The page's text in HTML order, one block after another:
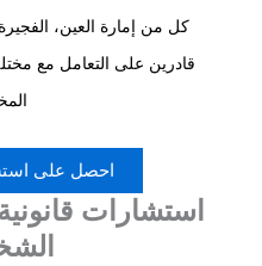
كل من إمارة العين،
قادرين على التعامل مع
احصل على
استشارات